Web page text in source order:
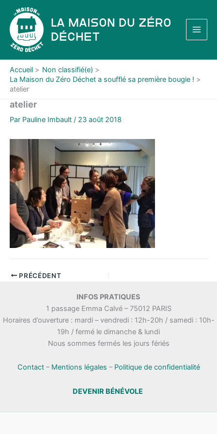
contenu
La Maison du Zéro
Déchet
Accueil
Non classifié(e)
La Maison du Zéro Déchet a soufflé sa première bougie !
atelier
atelier
Par Pauline Imbault / 23 août 2018
PRÉCÉDENT
INFOS PRATIQUES
1 passage Emma Calvé – 75012 PARIS
Horaires d’ouverture : mardi – vendredi : 12h-20h / samedi : 10h-
19h / fermé le dimanche & lundi
Nous sommes fermés les jours fériés
Contact– Mentions légales – Politique de confidentialité
DEVENIR BÉNÉVOLE